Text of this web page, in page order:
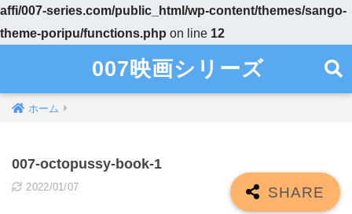
affi/007-series.com/public_html/wp-content/themes/sango-
theme-poripu/functions.php on line 12
007映画シリーズ
ホーム
007-octopussy-book-1
2022/01/07